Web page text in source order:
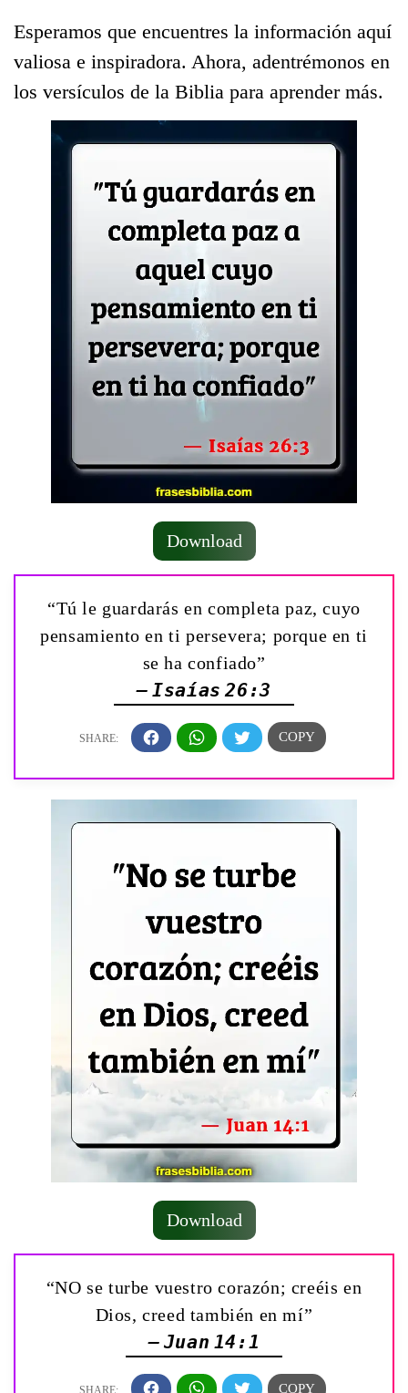
Esperamos que encuentres la información aquí
valiosa e inspiradora. Ahora, adentrémonos en
los versículos de la Biblia para aprender más.
Download
“Tú le guardarás en completa paz, cuyo
pensamiento en ti persevera; porque en ti
se ha confiado”
— Isaías 26:3
Download
“NO se turbe vuestro corazón; creéis en
Dios, creed también en mí”
— Juan 14:1